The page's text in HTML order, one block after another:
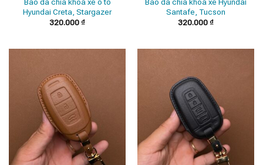
Hyundai Creta, Stargazer
320.000₫
Santafe, Tucson
320.000₫